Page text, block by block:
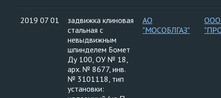
2019 07 01
задвижка клиновая
стальная с
невыдвижным
шпинделем Бомет
Ду 100, ОУ № 18,
арх. № 8677, инв.
№ 3101118, тип
установки:
АО
"МОСОБЛГАЗ"